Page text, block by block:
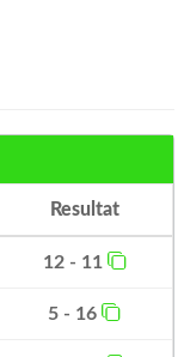
Resultat
12 - 11
5 - 16